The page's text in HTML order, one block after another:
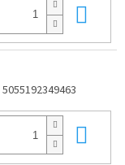
5055192349463